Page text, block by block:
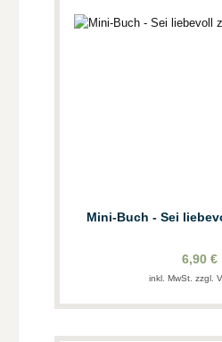
Mini-Buch - Sei
6,90 €
inkl. MwSt. zzgl.